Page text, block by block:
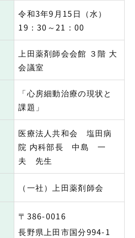
令和3年9月15日（水）
19：30～21：00
上田薬剤師会会館 ３階 大
会議室
「心房細動治療の現状と
課題」
医療法人共和会 塩田病
院 内科部長 中島 一
夫 先生
（一社）上田薬剤師会
〒386-0016
長野県上田市国分994-1